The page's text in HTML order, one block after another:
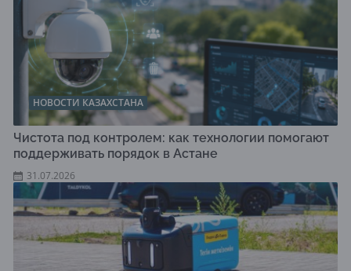
НОВОСТИ КАЗАХСТАНА
Чистота под контролем: как технологии помогают
поддерживать порядок в Астане
31.07.2026